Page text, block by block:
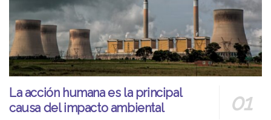
La acción humana es la principal
causa del impacto ambiental